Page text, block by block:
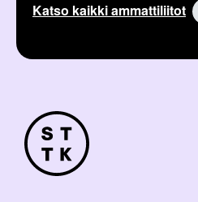
Katso kaikki ammattiliitot